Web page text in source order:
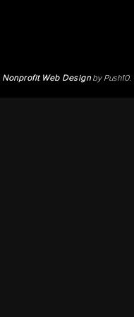
Nonprofit Web Designby Push10.